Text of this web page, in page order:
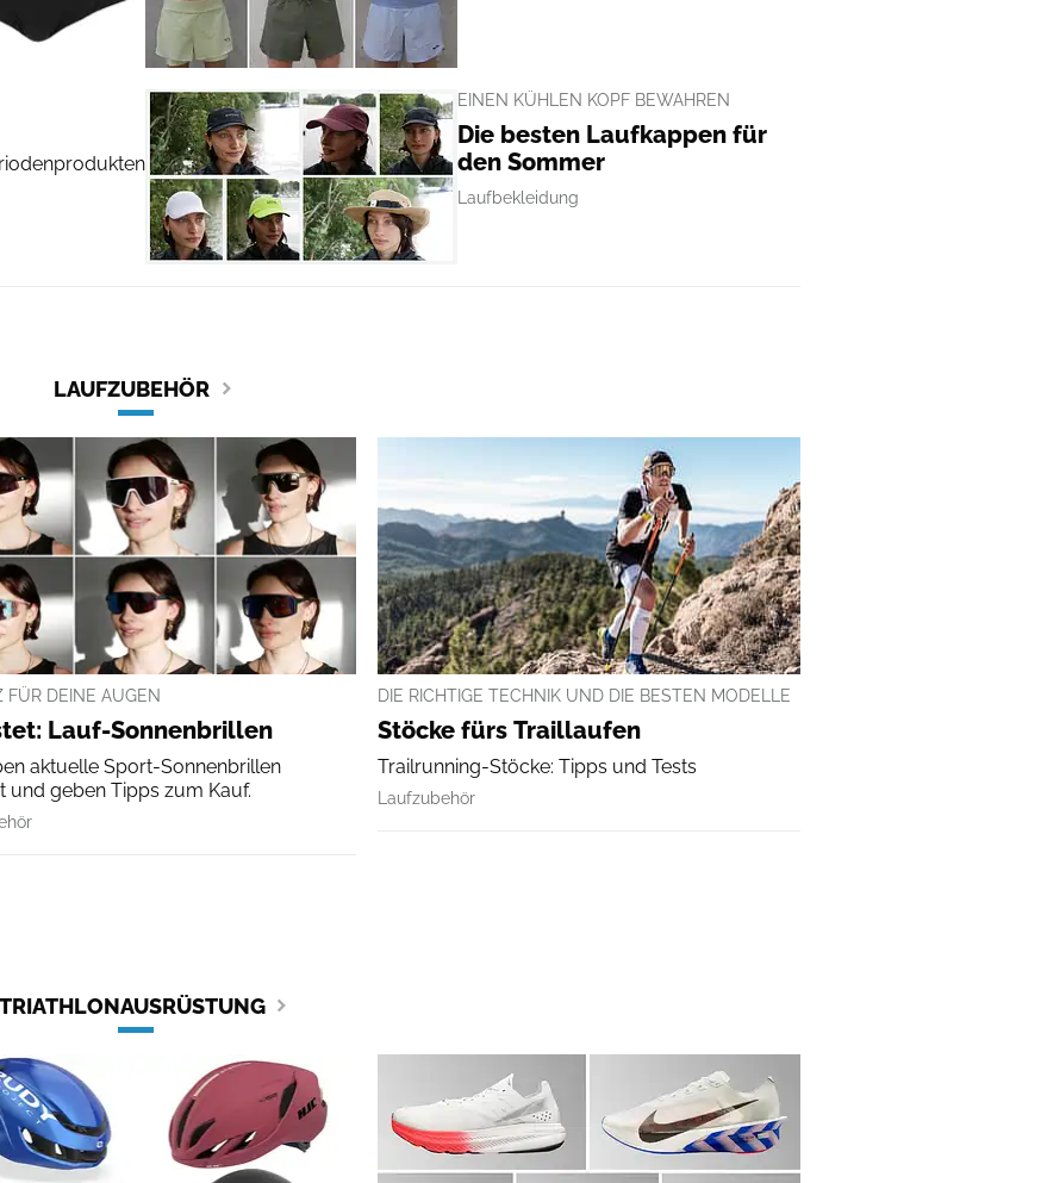
EINEN KÜHLEN KOPF BEWAHREN
Die besten Laufkappen für
den Sommer
Laufbekleidung
LAUFZUBEHÖR
FÜR DEINE AUGEN
Lauf-Sonnenbrillen
aktuelle Sport-Sonnenbrillen
und geben Tipps zum Kauf.
DIE RICHTIGE TECHNIK UND DIE BESTEN MODELLE
Stöcke fürs Traillaufen
Trailrunning-Stöcke: Tipps und Tests
Laufzubehör
TRIATHLONAUSRÜSTUNG